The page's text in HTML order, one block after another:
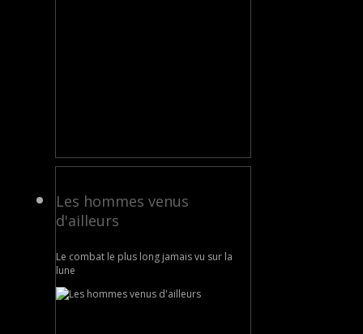
Les hommes venus
d'ailleurs
Le combat le plus long jamais vu sur la
lune